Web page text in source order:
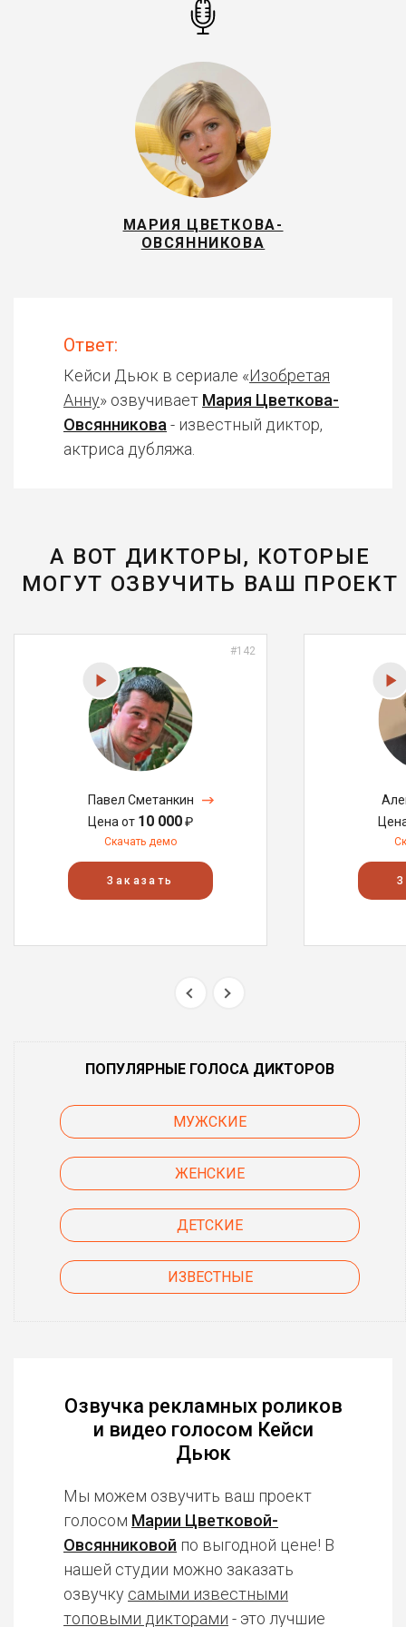
МАРИЯ ЦВЕТКОВА-
ОВСЯННИКОВА
Ответ:
Кейси Дьюк в сериале «Изобретая
Анну» озвучивает Мария Цветкова-
Овсянникова - известный диктор,
актриса дубляжа.
А ВОТ ДИКТОРЫ, КОТОРЫЕ
МОГУТ ОЗВУЧИТЬ ВАШ ПРОЕКТ
#142
Павел Сметанкин
Цена от 10 000₽
Скачать демо
Заказать
ПОПУЛЯРНЫЕ ГОЛОСА ДИКТОРОВ
МУЖСКИЕ
ЖЕНСКИЕ
ДЕТСКИЕ
ИЗВЕСТНЫЕ
Озвучка рекламных роликов
и видео голосом Кейси
Дьюк
Мы можем озвучить ваш проект
голосом Марии Цветковой-
Овсянниковой по выгодной цене! В
нашей студии можно заказать
озвучку самыми известными
топовыми дикторами - это лучшие